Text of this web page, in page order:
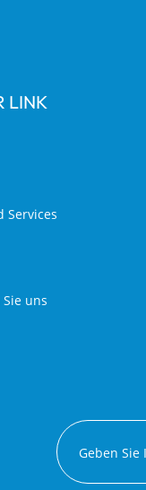
LINK
Services
uns